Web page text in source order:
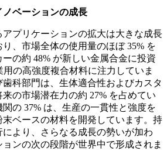
ベーションの成長
プリケーションの拡大は大きな成長
、市場全体の使用量のほぼ 35% を
の約 48% が新しい金属合金に投資
用の高強度複合材料に注力していま
科部門は、生体適合性およびカスタ
の市場潜在力の約 27% を占めてい
の 37% は、生産の一貫性と強度を
ベースの材料を開発しています。持
より、さらなる成長の勢いが加わ
ンの次の段階が世界中で形成されま